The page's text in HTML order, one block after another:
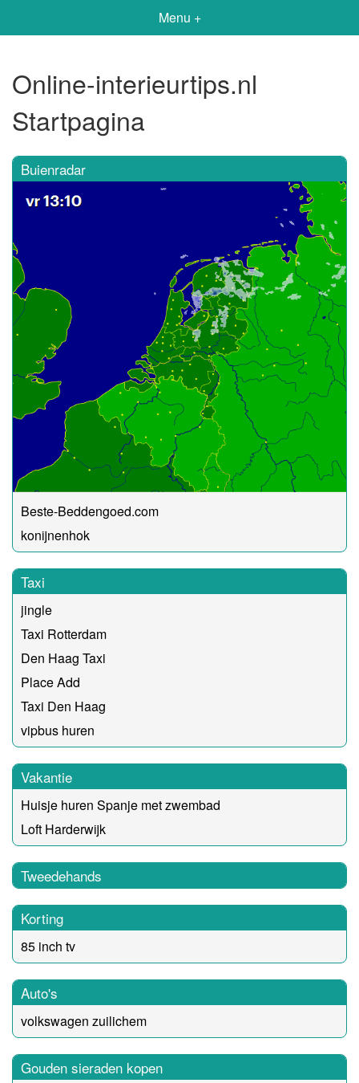
Menu +
Online-interieurtips.nl
Startpagina
Buienradar
Beste-Beddengoed.com
konijnenhok
Taxi
jingle
Taxi Rotterdam
Den Haag Taxi
Place Add
Taxi Den Haag
vipbus huren
Vakantie
Huisje huren Spanje met zwembad
Loft Harderwijk
Tweedehands
Korting
85 inch tv
Auto's
volkswagen zuilichem
Gouden sieraden kopen